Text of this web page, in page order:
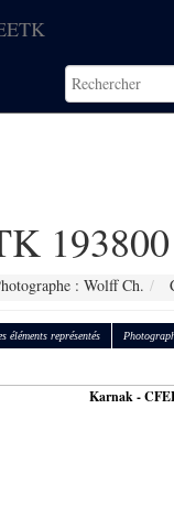
193800
: Wolff Ch.
éléments représentés